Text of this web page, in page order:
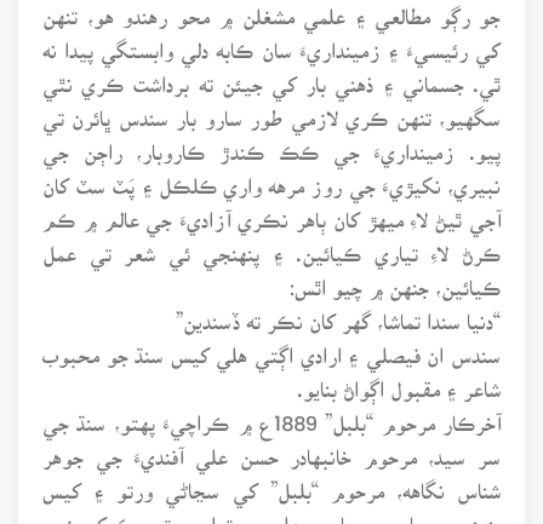
جو رڳو مطالعي ۽ علمي مشغلن ۾ محو رهندو هو، تنهن
کي رئيسيءَ ۽ زمينداريءَ سان ڪابه دلي وابستگي پيدا نه
ٿي. جسماني ۽ ذهني بار کي جيئن ته برداشت ڪري نٿي
سگهيو، تنهن ڪري لازمي طور سارو بار سندس ڀائرن تي
پيو. زمينداريءَ جي ڪڪ ڪندڙ ڪاروبار، راڄن جي
نبيري، نکيڙيءَ جي روز مرهه واري ڪلڪل ۽ پَٽ سٽ کان
آجي ٿيڻ لاءِ ميهڙ کان ٻاهر نڪري آزاديءَ جي عالم ۾ ڪم
ڪرڻ لاءِ تياري ڪيائين. ۽ پنهنجي ئي شعر تي عمل
ڪيائين، جنهن ۾ چيو اٿس:
“دنيا سندا تماشا، گهر کان نڪر ته ڏسندين”
سندس ان فيصلي ۽ ارادي اڳتي هلي کيس سنڌ جو محبوب
شاعر ۽ مقبول اڳواڻ بنايو.
آخرڪار مرحوم “بلبل” 1889ع ۾ ڪراچيءَ پهتو، سنڌ جي
سر سيد، مرحوم خانبهادر حسن علي آفنديءَ جي جوهر
شناس نگاهه، مرحوم “بلبل” کي سڃاڻي ورتو ۽ کيس
پنهنجي سياسي، سماجي، علمي ۽ تعليمي تحريڪ کي زور